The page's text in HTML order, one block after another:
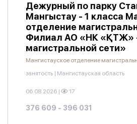
Дежурный по парку
Мангыстау - 1 класса
отделение
Филиал АО «НК «ҚТЖ»
магистральной сети»
Мангистауское отделение
занятость | Мангистауская область
06.08.2026 | 17
376 609 - 396 031